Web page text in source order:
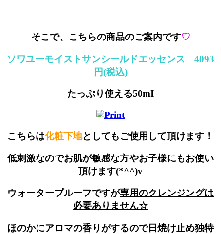
そこで、こちらの商品のご案内です♡
ソワユーモイストサンシールドエッセンス 4093
円(税込)
たっぷり使える50mI
こちらは化粧下地としてもご使用して頂けます！
低刺激なのでお肌が敏感な方やお子様にもお使い
頂けます(*^^)v
ウォータープルーフですが専用のクレンジングは
必要ありません☆
ほのかにアロマの香りがするので日焼け止め独特